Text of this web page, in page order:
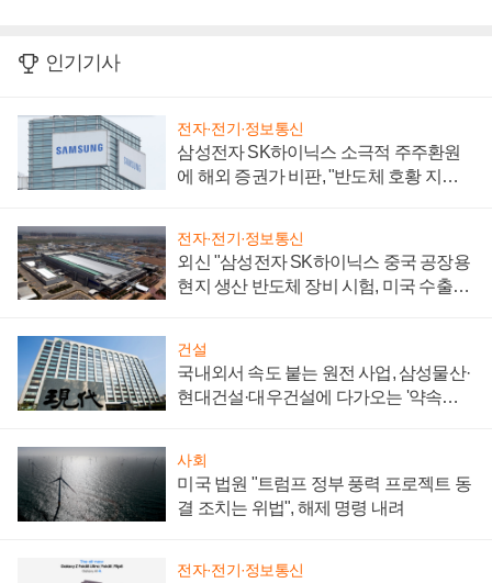
인기기사
전자·전기·정보통신
삼성전자 SK하이닉스 소극적 주주환원
에 해외 증권가 비판, "반도체 호황 지속
전자·전기·정보통신
외신 "삼성전자 SK하이닉스 중국 공장용
현지 생산 반도체 장비 시험, 미국 수출통
건설
국내외서 속도 붙는 원전 사업, 삼성물산·
현대건설·대우건설에 다가오는 '약속의
사회
미국 법원 "트럼프 정부 풍력 프로젝트 동
결 조치는 위법", 해제 명령 내려
전자·전기·정보통신